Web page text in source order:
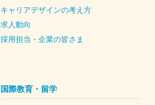
キャリアデザインの考え方
求人動向
採用担当・企業の皆さま
国際教育・留学